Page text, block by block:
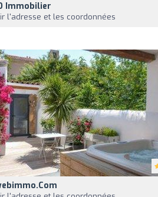
Immobilier
l'adresse et les coordonnées